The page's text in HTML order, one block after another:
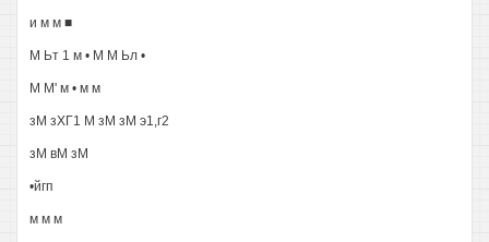
и м м ■
М Ьт 1 м • М М Ьл •
М М' м • м м
зМ зХГ1 М зМ зМ э1,г2
зМ вМ зМ
•йгп
м м м